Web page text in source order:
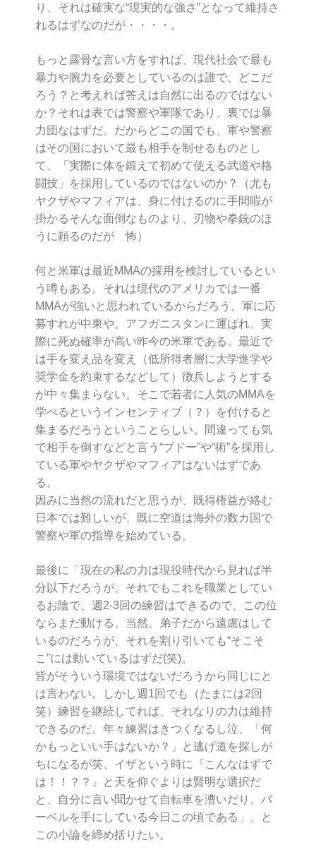
り、それは確実な“現実的な強さ”となって維持さ
れるはずなのだが・・・・。
もっと露骨な言い方をすれば、現代社会で最も
暴力や腕力を必要としているのは誰で、どこだ
ろう？と考えれば答えは自然に出るのではない
か？それは表では警察や軍隊であり、裏では暴
力団なはずだ。だからどこの国でも、軍や警察
はその国において最も相手を制せるものとし
て、「実際に体を鍛えて初めて使える武道や格
闘技」を採用しているのではないのか？（尤も
ヤクザやマフィアは、身に付けるのに手間暇が
掛かるそんな面倒なものより、刃物や拳銃のほ
うに頼るのだが 怖）
何と米軍は最近MMAの採用を検討しているとい
う噂もある。それは現代のアメリカでは一番
MMAが強いと思われているからだろう。軍に応
募すれが中東や、アフガニスタンに運ばれ、実
際に死ぬ確率が高い昨今の米軍である。最近で
は手を変え品を変え（低所得者層に大学進学や
奨学金を約束するなどして）徴兵しようとする
が中々集まらない。そこで若者に人気のMMAを
学べるというインセンティブ（？）を付けると
集まるだろうということらしい。間違っても気
で相手を倒すなどと言う“ブドー”や“術”を採用し
ている軍やヤクザやマフィアはないはずであ
る。
因みに当然の流れだと思うが、既得権益が絡む
日本では難しいが、既に空道は海外の数カ国で
警察や軍の指導を始めている。
最後に「現在の私の力は現役時代から見れば半
分以下だろうが、それでもこれを職業としてい
るお陰で、週2-3回の練習はできるので、この位
ならまだ動ける。当然、弟子だから遠慮はして
いるのだろうが、それを割り引いても“そこそ
こ”には動いているはずだ(笑)。
皆がそういう環境ではないだろうから同じにと
は言わない。しかし週1回でも（たまには2回
笑）練習を継続してれば、それなりの力は維持
できるのだ。年々練習はきつくなるし泣、「何
かもっといい手はないか？」と逃げ道を探しが
ちになるが笑、イザという時に『こんなはずで
は！！？？』と天を仰ぐよりは賢明な選択だ
と、自分に言い聞かせて自転車を漕いだり、バ
ーベルを手にしている今日この頃である」、と
この小論を締め括りたい。